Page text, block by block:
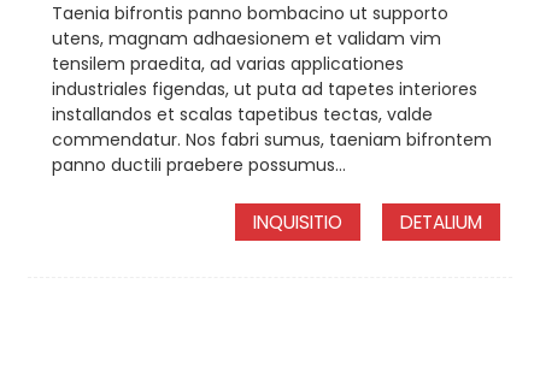
Taenia bifrontis panno bombacino ut supporto
utens, magnam adhaesionem et validam vim
tensilem praedita, ad varias applicationes
industriales figendas, ut puta ad tapetes interiores
installandos et scalas tapetibus tectas, valde
commendatur. Nos fabri sumus, taeniam bifrontem
panno ductili praebere possumus...
INQUISITIO DETALIUM